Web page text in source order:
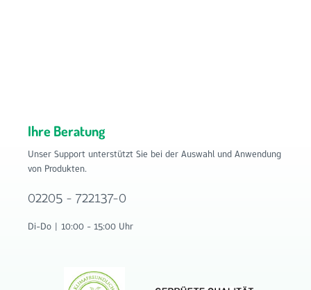
Ihre Beratung
Unser Support unterstützt Sie bei der Auswahl und Anwendung
von Produkten.
02205 - 722137-0
Di-Do | 10:00 - 15:00 Uhr